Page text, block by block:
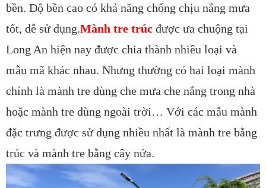
bền. Độ bền cao có khả năng chống chịu nắng mưa
tốt, dễ sử dụng.Mành tre trúc được ưa chuộng tại
Long An hiện nay được chia thành nhiều loại và
mẫu mã khác nhau. Nhưng thường có hai loại mành
chính là mành tre dùng che mưa che nắng trong nhà
hoặc mành tre dùng ngoài trời… Với các mẫu mành
đặc trưng được sử dụng nhiều nhất là mành tre bằng
trúc và mành tre bằng cây nứa.